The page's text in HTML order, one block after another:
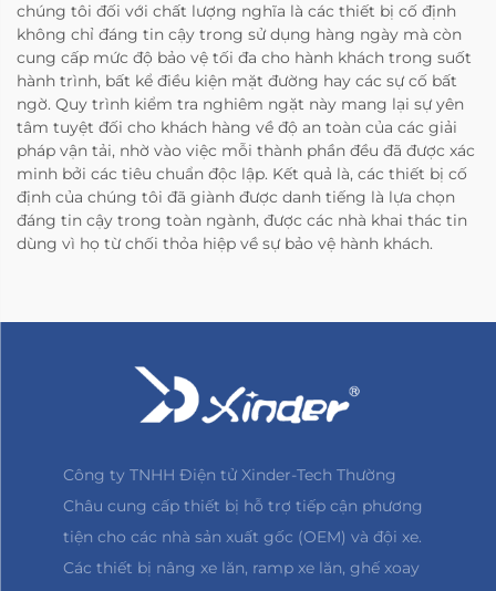
chúng tôi đối với chất lượng nghĩa là các thiết bị cố định
không chỉ đáng tin cậy trong sử dụng hàng ngày mà còn
cung cấp mức độ bảo vệ tối đa cho hành khách trong suốt
hành trình, bất kể điều kiện mặt đường hay các sự cố bất
ngờ. Quy trình kiểm tra nghiêm ngặt này mang lại sự yên
tâm tuyệt đối cho khách hàng về độ an toàn của các giải
pháp vận tải, nhờ vào việc mỗi thành phần đều đã được xác
minh bởi các tiêu chuẩn độc lập. Kết quả là, các thiết bị cố
định của chúng tôi đã giành được danh tiếng là lựa chọn
đáng tin cậy trong toàn ngành, được các nhà khai thác tin
dùng vì họ từ chối thỏa hiệp về sự bảo vệ hành khách.
Công ty TNHH Điện tử Xinder-Tech Thường
Châu cung cấp thiết bị hỗ trợ tiếp cận phương
tiện cho các nhà sản xuất gốc (OEM) và đội xe.
Các thiết bị nâng xe lăn, ramp xe lăn, ghế xoay